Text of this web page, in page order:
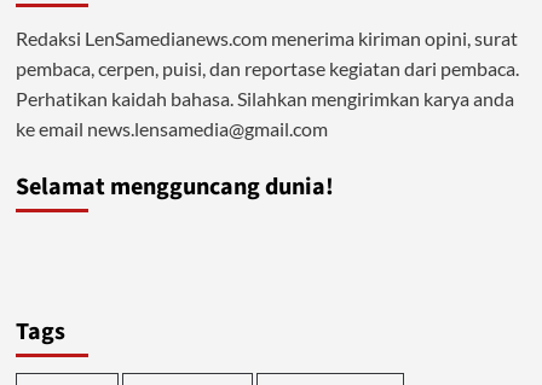
Redaksi LenSamedianews.com menerima kiriman opini, surat
pembaca, cerpen, puisi, dan reportase kegiatan dari pembaca.
Perhatikan kaidah bahasa. Silahkan mengirimkan karya anda
ke email news.lensamedia@gmail.com
Selamat mengguncang dunia!
Tags